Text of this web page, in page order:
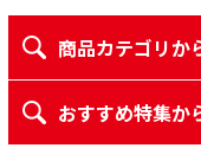
商品カテゴリか
おすすめ特集か